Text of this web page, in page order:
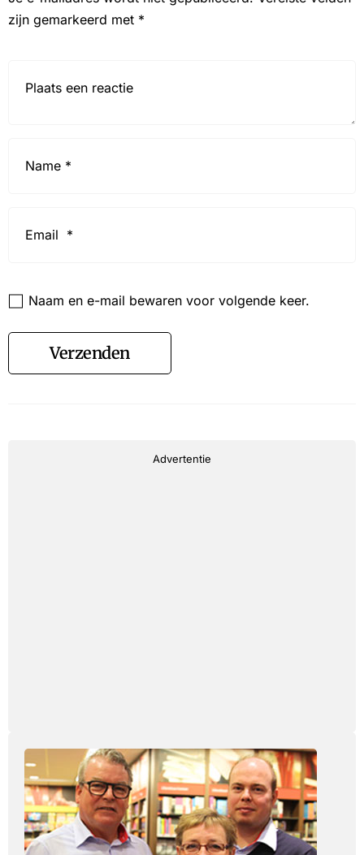
zijn gemarkeerd met *
Naam en e-mail bewaren voor volgende keer.
Verzenden
Advertentie